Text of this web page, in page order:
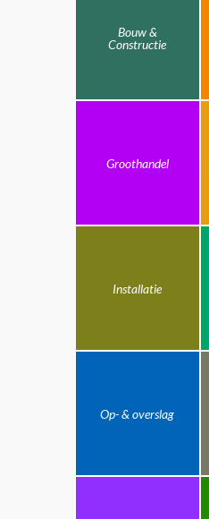
Bouw &
Constructie
Groothandel
Installatie
Op- & overslag